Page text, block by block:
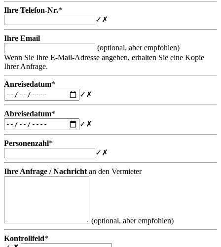
Ihre Telefon-Nr.*
✓ ✗
Ihre Email
(optional, aber empfohlen)
Wenn Sie Ihre E-Mail-Adresse angeben, erhalten Sie eine Kopie
Ihrer Anfrage.
Anreisedatum*
✓ ✗
Abreisedatum*
✓ ✗
Personenzahl*
✓ ✗
Ihre Anfrage / Nachricht an den Vermieter
(optional, aber empfohlen)
Kontrollfeld*